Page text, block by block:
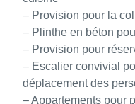
– Provision pour la
– Plinthe en béton
– Provision pour
– Escalier convivial
déplacement des
– Appartements pour